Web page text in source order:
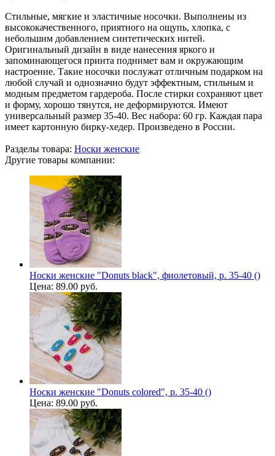
Стильные, мягкие и эластичные носочки. Выполнены из
высококачественного, приятного на ощупь, хлопка, с
небольшим добавлением синтетических нитей.
Оригинальный дизайн в виде нанесения яркого и
запоминающегося принта поднимет вам и окружающим
настроение. Такие носочки послужат отличным подарком на
любой случай и однозначно будут эффектным, стильным и
модным предметом гардероба. После стирки сохраняют цвет
и форму, хорошо тянутся, не деформируются. Имеют
универсальный размер 35-40. Вес набора: 60 гр. Каждая пара
имеет картонную бирку-хедер. Произведено в России.
Разделы товара: Носки женские
Другие товары компании:
Носки женские "Donuts black", фиолетовый, р. 35-40 ()
Цена: 89.00 руб.
Носки женские "Donuts colored", р. 35-40 ()
Цена: 89.00 руб.